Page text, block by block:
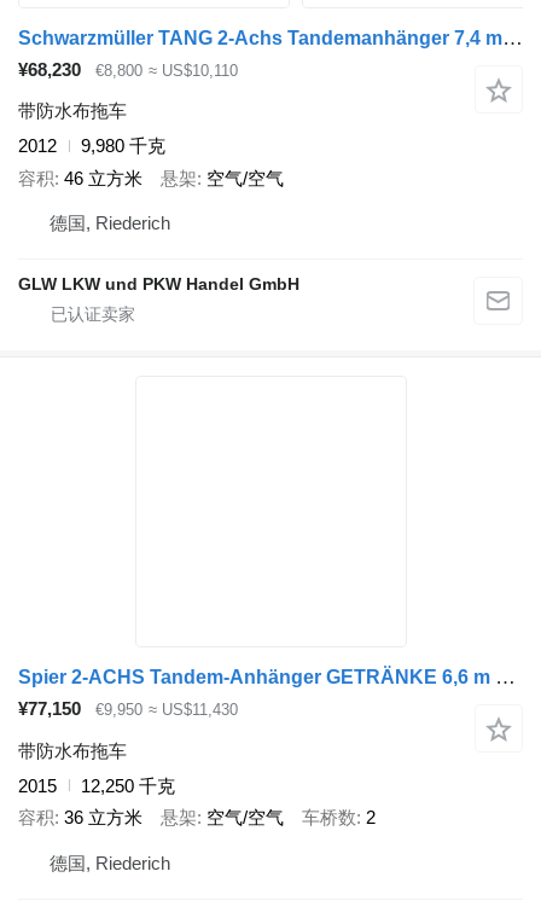
Schwarzmüller TANG 2-Achs Tandemanhänger 7,4 m EDSCHA
¥68,230 €8,800 ≈ US$10,110
带防水布拖车
2012
9,980 千克
容积 46 立方米 悬架 空气/空气
德国, Riederich
GLW LKW und PKW Handel GmbH
Spier 2-ACHS Tandem-Anhänger GETRÄNKE 6,6 m LBW 2 to
¥77,150 €9,950 ≈ US$11,430
带防水布拖车
2015
12,250 千克
容积 36 立方米 悬架 空气/空气 车桥数 2
德国, Riederich